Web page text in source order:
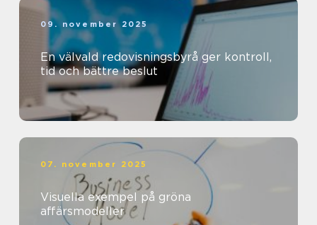
09. november 2025
En välvald redovisningsbyrå ger kontroll,
tid och bättre beslut
07. november 2025
Visuella exempel på gröna
affärsmodeller